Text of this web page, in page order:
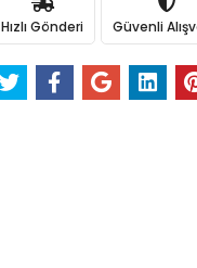
Hızlı Gönderi Güvenli